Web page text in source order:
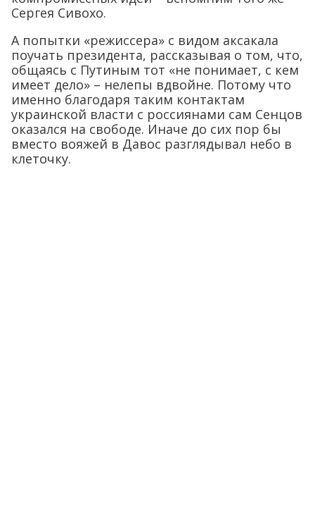
Сергея Сивохо.
А попытки «режиссера» с видом аксакала
поучать президента, рассказывая о том, что,
общаясь с Путиным тот «не понимает, с кем
имеет дело» – нелепы вдвойне. Потому что
именно благодаря таким контактам
украинской власти с россиянами сам Сенцов
оказался на свободе. Иначе до сих пор бы
вместо вояжей в Давос разглядывал небо в
клеточку.